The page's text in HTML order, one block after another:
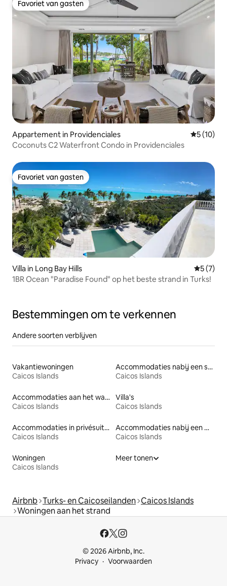
Favoriet van gasten
Favoriet van gasten
Appartement in Providenciales
5 (10)
Coconuts C2 Waterfront Condo in Providenciales
Favoriet van gasten
Favoriet van gasten
Villa in Long Bay Hills
5 (7)
1BR Ocean "Paradise Found" op het beste strand in Turks!
Bestemmingen om te verkennen
Andere soorten verblijven
Vakantiewoningen
Caicos Islands
Accommodaties nabij een strand
Caicos Islands
Accommodaties aan het water
Caicos Islands
Villa's
Caicos Islands
Accommodaties in privésuites
Caicos Islands
Accommodaties nabij een meer
Caicos Islands
Woningen
Caicos Islands
Meer tonen
Airbnb Turks- en Caicoseilanden Caicos Islands
Woningen aan het strand
© 2026 Airbnb, Inc.
Privacy
Voorwaarden